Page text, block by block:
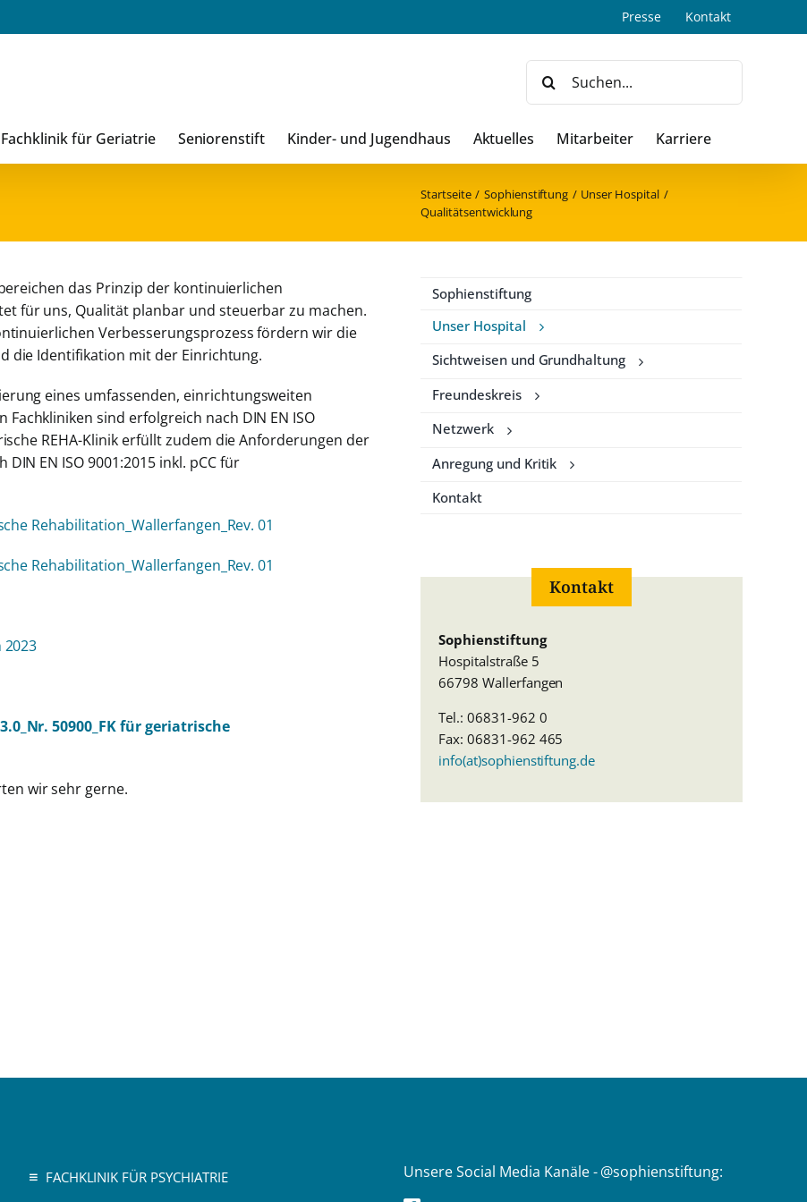
Presse Kontakt
nach:
Fachklinik für Geriatrie Seniorenstift Kinder- und Jugendhaus Aktuelles Mitarbeiter Karriere
Startseite Sophienstiftung
Unser Hospital
Qualitätsentwicklung
das Prinzip der kontinuierlichen
für uns, Qualität planbar und steuerbar zu machen.
Verbesserungsprozess fördern wir die
die Identifikation mit der Einrichtung.
eines umfassenden, einrichtungsweiten
sind erfolgreich nach DIN EN ISO
REHA-Klinik erfüllt zudem die Anforderungen der
EN ISO 9001:2015 inkl. pCC für
Rehabilitation_Wallerfangen_Rev. 01
Rehabilitation_Wallerfangen_Rev. 01
50900_FK für geriatrische
wir sehr gerne.
Sophienstiftung
Unser Hospital
Sichtweisen und Grundhaltung
Freundeskreis
Netzwerk
Anregung und Kritik
Kontakt
Kontakt
Sophienstiftung
Hospitalstraße 5
66798 Wallerfangen
Tel.: 06831-962 0
Fax: 06831-962 465
info(at)sophienstiftung.de
FACHKLINIK FÜR PSYCHIATRIE
Unsere Social Media Kanäle - @sophienstiftung: